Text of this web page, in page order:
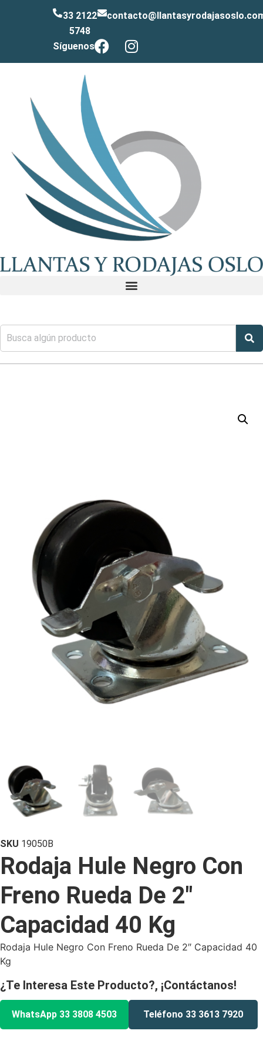
33 2122
5748
Síguenos
SKU 19050B
Rodaja Hule Negro Con
Freno Rueda De 2″
Capacidad 40 Kg
Rodaja Hule Negro Con Freno Rueda De 2″ Capacidad 40
Kg
¿Te Interesa Este Producto?, ¡Contáctanos!
WhatsApp 33 3808 4503 Teléfono 33 3613 7920